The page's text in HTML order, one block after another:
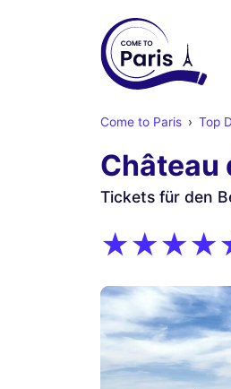
Come to Paris Top
Château
Tickets für den